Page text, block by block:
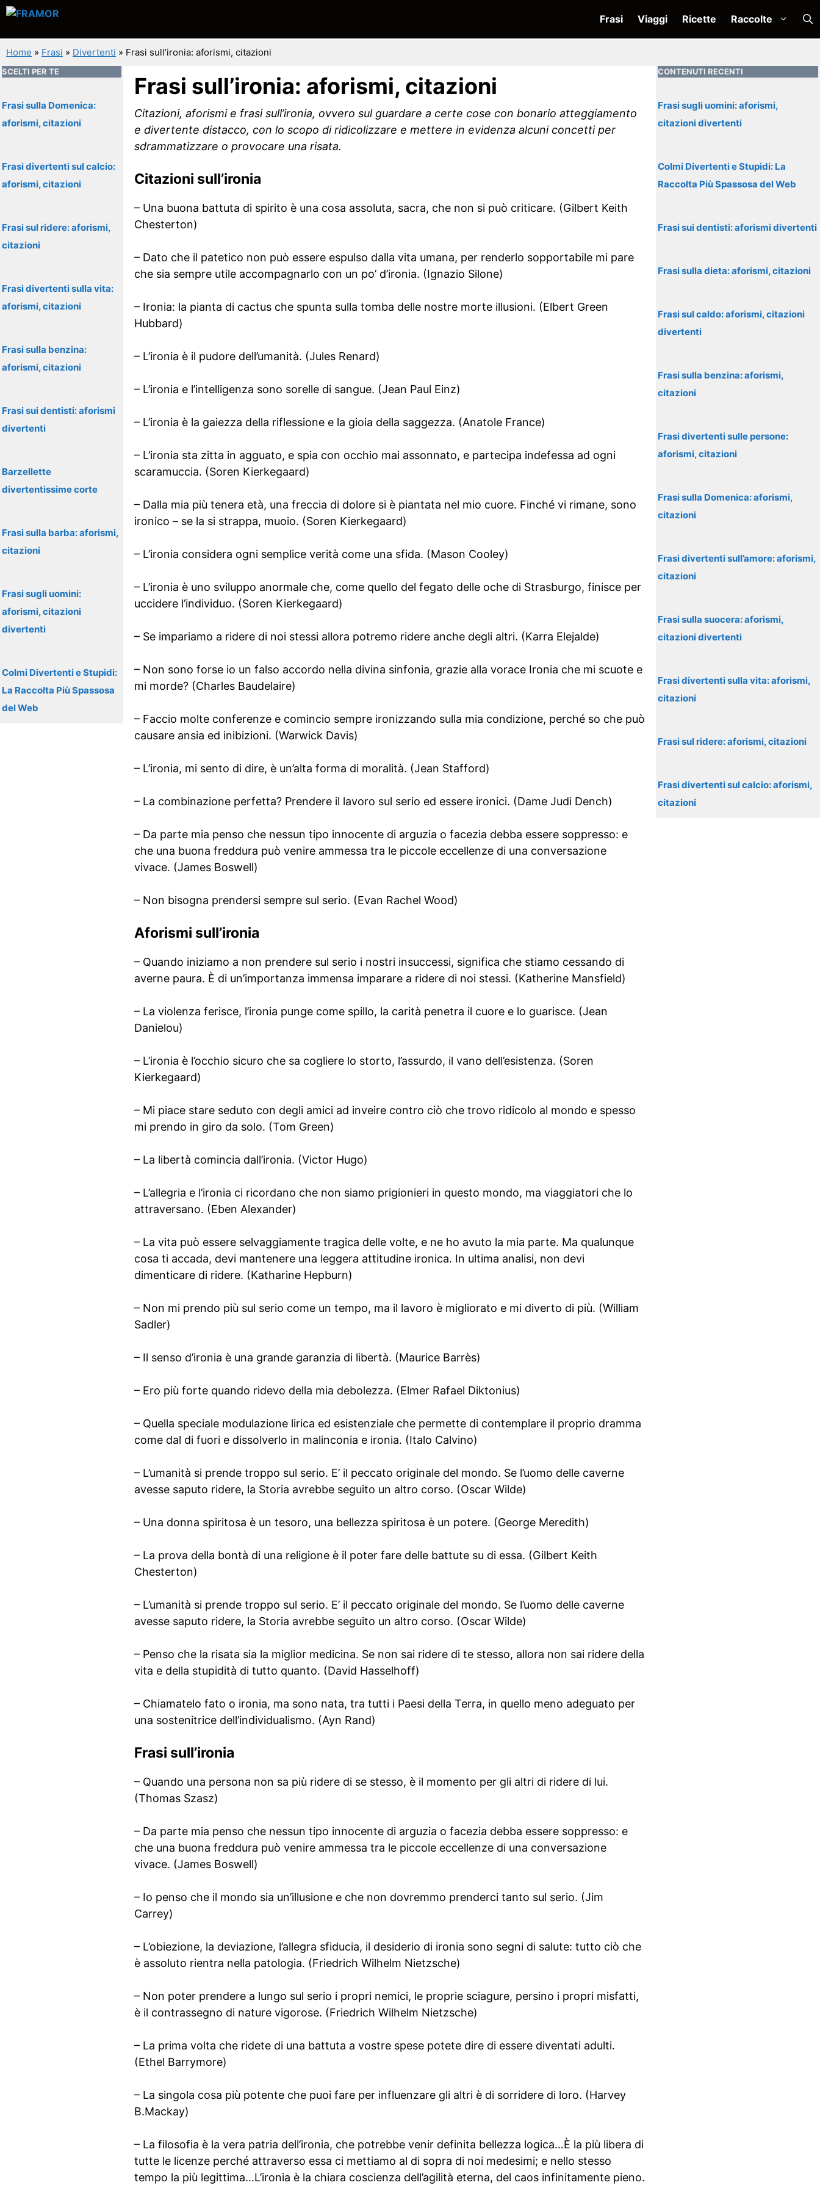
Vai
contenuto
Frasi Viaggi Ricette Raccolte
Home » Frasi » Divertenti » Frasi sull’ironia: aforismi, citazioni
Frasi sull’ironia: aforismi, citazioni
Citazioni, aforismi e frasi sull’ironia, ovvero sul guardare a certe cose con bonario atteggiamento
e divertente distacco, con lo scopo di ridicolizzare e mettere in evidenza alcuni concetti per
sdrammatizzare o provocare una risata.
Citazioni sull’ironia
– Una buona battuta di spirito è una cosa assoluta, sacra, che non si può criticare. (Gilbert Keith
Chesterton)
– Dato che il patetico non può essere espulso dalla vita umana, per renderlo sopportabile mi pare
che sia sempre utile accompagnarlo con un po’ d’ironia. (Ignazio Silone)
– Ironia: la pianta di cactus che spunta sulla tomba delle nostre morte illusioni. (Elbert Green
Hubbard)
– L’ironia è il pudore dell’umanità. (Jules Renard)
– L’ironia e l’intelligenza sono sorelle di sangue. (Jean Paul Einz)
– L’ironia è la gaiezza della riflessione e la gioia della saggezza. (Anatole France)
– L’ironia sta zitta in agguato, e spia con occhio mai assonnato, e partecipa indefessa ad ogni
scaramuccia. (Soren Kierkegaard)
– Dalla mia più tenera età, una freccia di dolore si è piantata nel mio cuore. Finché vi rimane, sono
ironico – se la si strappa, muoio. (Soren Kierkegaard)
– L’ironia considera ogni semplice verità come una sfida. (Mason Cooley)
– L’ironia è uno sviluppo anormale che, come quello del fegato delle oche di Strasburgo, finisce per
uccidere l’individuo. (Soren Kierkegaard)
– Se impariamo a ridere di noi stessi allora potremo ridere anche degli altri. (Karra Elejalde)
– Non sono forse io un falso accordo nella divina sinfonia, grazie alla vorace Ironia che mi scuote e
mi morde? (Charles Baudelaire)
– Faccio molte conferenze e comincio sempre ironizzando sulla mia condizione, perché so che può
causare ansia ed inibizioni. (Warwick Davis)
– L’ironia, mi sento di dire, è un’alta forma di moralità. (Jean Stafford)
– La combinazione perfetta? Prendere il lavoro sul serio ed essere ironici. (Dame Judi Dench)
– Da parte mia penso che nessun tipo innocente di arguzia o facezia debba essere soppresso: e
che una buona freddura può venire ammessa tra le piccole eccellenze di una conversazione
vivace. (James Boswell)
– Non bisogna prendersi sempre sul serio. (Evan Rachel Wood)
Aforismi sull’ironia
– Quando iniziamo a non prendere sul serio i nostri insuccessi, significa che stiamo cessando di
averne paura. È di un’importanza immensa imparare a ridere di noi stessi. (Katherine Mansfield)
– La violenza ferisce, l’ironia punge come spillo, la carità penetra il cuore e lo guarisce. (Jean
Danielou)
– L’ironia è l’occhio sicuro che sa cogliere lo storto, l’assurdo, il vano dell’esistenza. (Soren
Kierkegaard)
– Mi piace stare seduto con degli amici ad inveire contro ciò che trovo ridicolo al mondo e spesso
mi prendo in giro da solo. (Tom Green)
– La libertà comincia dall’ironia. (Victor Hugo)
– L’allegria e l’ironia ci ricordano che non siamo prigionieri in questo mondo, ma viaggiatori che lo
attraversano. (Eben Alexander)
– La vita può essere selvaggiamente tragica delle volte, e ne ho avuto la mia parte. Ma qualunque
cosa ti accada, devi mantenere una leggera attitudine ironica. In ultima analisi, non devi
dimenticare di ridere. (Katharine Hepburn)
– Non mi prendo più sul serio come un tempo, ma il lavoro è migliorato e mi diverto di più. (William
Sadler)
– Il senso d’ironia è una grande garanzia di libertà. (Maurice Barrès)
– Ero più forte quando ridevo della mia debolezza. (Elmer Rafael Diktonius)
– Quella speciale modulazione lirica ed esistenziale che permette di contemplare il proprio dramma
come dal di fuori e dissolverlo in malinconia e ironia. (Italo Calvino)
– L’umanità si prende troppo sul serio. E’ il peccato originale del mondo. Se l’uomo delle caverne
avesse saputo ridere, la Storia avrebbe seguito un altro corso. (Oscar Wilde)
– Una donna spiritosa è un tesoro, una bellezza spiritosa è un potere. (George Meredith)
– La prova della bontà di una religione è il poter fare delle battute su di essa. (Gilbert Keith
Chesterton)
– L’umanità si prende troppo sul serio. E’ il peccato originale del mondo. Se l’uomo delle caverne
avesse saputo ridere, la Storia avrebbe seguito un altro corso. (Oscar Wilde)
– Penso che la risata sia la miglior medicina. Se non sai ridere di te stesso, allora non sai ridere della
vita e della stupidità di tutto quanto. (David Hasselhoff)
– Chiamatelo fato o ironia, ma sono nata, tra tutti i Paesi della Terra, in quello meno adeguato per
una sostenitrice dell’individualismo. (Ayn Rand)
Frasi sull’ironia
– Quando una persona non sa più ridere di se stesso, è il momento per gli altri di ridere di lui.
(Thomas Szasz)
– Da parte mia penso che nessun tipo innocente di arguzia o facezia debba essere soppresso: e
che una buona freddura può venire ammessa tra le piccole eccellenze di una conversazione
vivace. (James Boswell)
– Io penso che il mondo sia un’illusione e che non dovremmo prenderci tanto sul serio. (Jim
Carrey)
– L’obiezione, la deviazione, l’allegra sfiducia, il desiderio di ironia sono segni di salute: tutto ciò che
è assoluto rientra nella patologia. (Friedrich Wilhelm Nietzsche)
– Non poter prendere a lungo sul serio i propri nemici, le proprie sciagure, persino i propri misfatti,
è il contrassegno di nature vigorose. (Friedrich Wilhelm Nietzsche)
– La prima volta che ridete di una battuta a vostre spese potete dire di essere diventati adulti.
(Ethel Barrymore)
– La singola cosa più potente che puoi fare per influenzare gli altri è di sorridere di loro. (Harvey
B.Mackay)
– La filosofia è la vera patria dell’ironia, che potrebbe venir definita bellezza logica…È la più libera di
tutte le licenze perché attraverso essa ci mettiamo al di sopra di noi medesimi; e nello stesso
tempo la più legittima…L’ironia è la chiara coscienza dell’agilità eterna, del caos infinitamente pieno.
SCELTI PER TE
Frasi sulla Domenica:
aforismi, citazioni
Frasi divertenti sul calcio:
aforismi, citazioni
Frasi sul ridere: aforismi,
citazioni
Frasi divertenti sulla vita:
aforismi, citazioni
Frasi sulla benzina:
aforismi, citazioni
Frasi sui dentisti: aforismi
divertenti
Barzellette
divertentissime corte
Frasi sulla barba: aforismi,
citazioni
Frasi sugli uomini:
aforismi, citazioni
divertenti
Colmi Divertenti e Stupidi:
La Raccolta Più Spassosa
del Web
CONTENUTI RECENTI
Frasi sugli uomini: aforismi,
citazioni divertenti
Colmi Divertenti e Stupidi: La
Raccolta Più Spassosa del Web
Frasi sui dentisti: aforismi divertenti
Frasi sulla dieta: aforismi, citazioni
Frasi sul caldo: aforismi, citazioni
divertenti
Frasi sulla benzina: aforismi,
citazioni
Frasi divertenti sulle persone:
aforismi, citazioni
Frasi sulla Domenica: aforismi,
citazioni
Frasi divertenti sull’amore: aforismi,
citazioni
Frasi sulla suocera: aforismi,
citazioni divertenti
Frasi divertenti sulla vita: aforismi,
citazioni
Frasi sul ridere: aforismi, citazioni
Frasi divertenti sul calcio: aforismi,
citazioni